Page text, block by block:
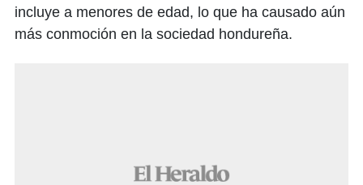
incluye a menores de edad, lo que ha causado aún
más conmoción en la sociedad hondureña.